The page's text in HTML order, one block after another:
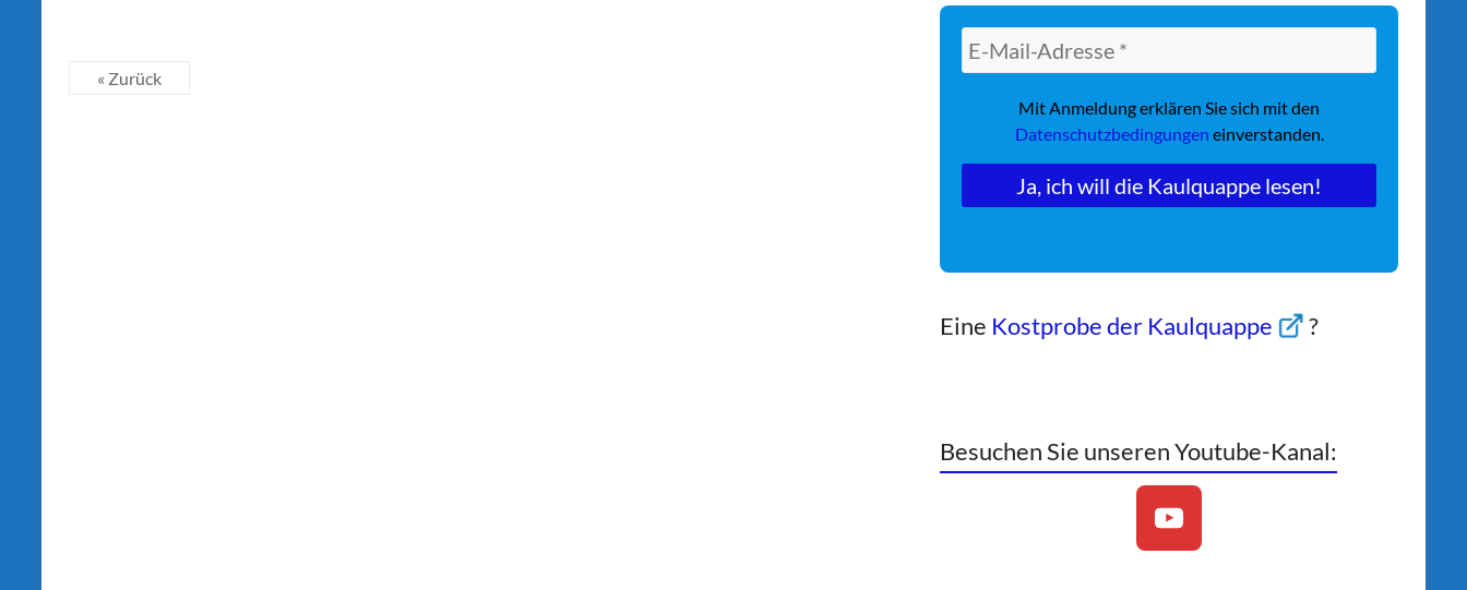
« Zurück
Mit Anmeldung erklären Sie sich mit den
Datenschutzbedingungen einverstanden.
Eine Kostprobe der Kaulquappe ?
Besuchen Sie unseren Youtube-Kanal: